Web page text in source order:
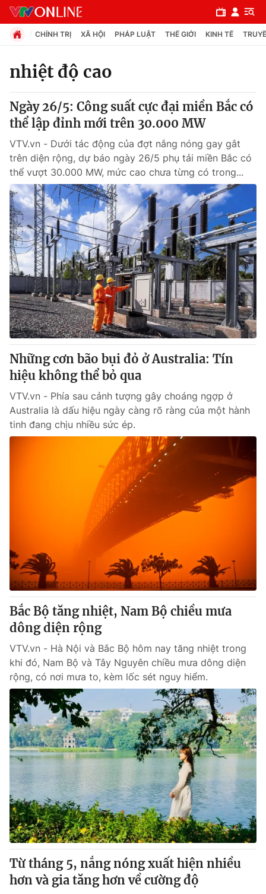
Chuyên mục
Chính trị
Xã hội
Pháp luật
Y tế
Thế giới
Tin tức
Thế giới đó đây
Câu chuyện quốc tế
Kinh tế
Tài chính
Thị trường
Góc doanh nghiệp
Dữ liệu và đời sống
Truyền hình
Phim VTV
Hậu trường
Nhân vật
Giải trí
Điện ảnh
Đời sống
Chất lượng cuộc sống
Hitech Công nghệ tương lai
Thị trường
Tư vấn
Giao lưu trực tuyến
Lịch phát sóng
Chuyên mục khác
Emagazine
Photo Infographic
Video Shorts video
VTV Money VTV Thể thao
VTV Sức khoẻ Bất động sản
Thị trường 24h Tấm lòng Việt
VTV4 Vươn mình bằng AI
VTV9 VTV8
CHÍNH TRỊ XÃ HỘI PHÁP LUẬT THẾ GIỚI KINH TẾ
nhiệt độ cao
Ngày 26/5: Công suất cực đại miền Bắc có
thể lập đỉnh mới trên 30.000 MW
VTV.vn - Dưới tác động của đợt nắng nóng gay gắt
trên diện rộng, dự báo ngày 26/5 phụ tải miền Bắc có
thể vượt 30.000 MW, mức cao chưa từng có trong...
Những cơn bão bụi đỏ ở Australia: Tín
hiệu không thể bỏ qua
VTV.vn - Phía sau cảnh tượng gây choáng ngợp ở
Australia là dấu hiệu ngày càng rõ ràng của một hành
tinh đang chịu nhiều sức ép.
Bắc Bộ tăng nhiệt, Nam Bộ chiều mưa
dông diện rộng
VTV.vn - Hà Nội và Bắc Bộ hôm nay tăng nhiệt trong
khi đó, Nam Bộ và Tây Nguyên chiều mưa dông diện
rộng, có nơi mưa to, kèm lốc sét nguy hiểm.
Từ tháng 5, nắng nóng xuất hiện nhiều
hơn và gia tăng hơn về cường độ